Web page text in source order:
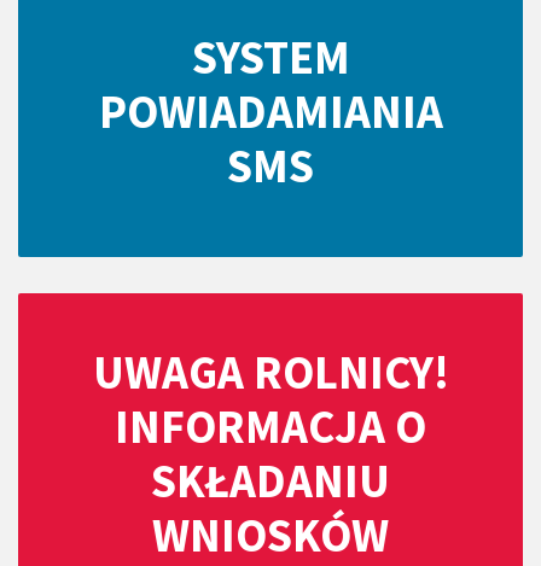
SYSTEM
POWIADAMIANIA
SMS
UWAGA ROLNICY!
INFORMACJA O
SKŁADANIU
WNIOSKÓW